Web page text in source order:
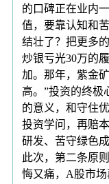
的口碑正在业内
值，要靠认知和
结壮了？把更多
炒银亏光30万的
加。那年，紫金
高。”投资的终极
的意义，和守住
投资学问，再赔
研发、苦守绿色
此次，第二条原
悔又痛，A股市场